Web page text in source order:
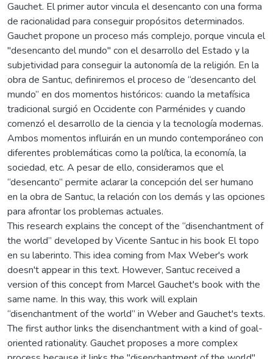
Gauchet. El primer autor vincula el desencanto con una forma
de racionalidad para conseguir propósitos determinados.
Gauchet propone un proceso más complejo, porque vincula el
"desencanto del mundo" con el desarrollo del Estado y la
subjetividad para conseguir la autonomía de la religión. En la
obra de Santuc, definiremos el proceso de “desencanto del
mundo” en dos momentos históricos: cuando la metafísica
tradicional surgió en Occidente con Parménides y cuando
comenzó el desarrollo de la ciencia y la tecnología modernas.
Ambos momentos influirán en un mundo contemporáneo con
diferentes problemáticas como la política, la economía, la
sociedad, etc. A pesar de ello, consideramos que el
“desencanto” permite aclarar la concepción del ser humano
en la obra de Santuc, la relación con los demás y las opciones
para afrontar los problemas actuales.
This research explains the concept of the “disenchantment of
the world” developed by Vicente Santuc in his book El topo
en su laberinto. This idea coming from Max Weber's work
doesn't appear in this text. However, Santuc received a
version of this concept from Marcel Gauchet's book with the
same name. In this way, this work will explain
“disenchantment of the world” in Weber and Gauchet's texts.
The first author links the disenchantment with a kind of goal-
oriented rationality. Gauchet proposes a more complex